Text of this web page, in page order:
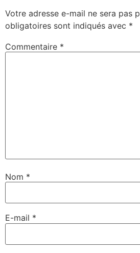
Votre adresse e-mail ne sera pas
obligatoires sont indiqués avec *
Commentaire *
Nom *
E-mail *